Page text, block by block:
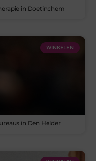
in Doetinchem
WINKELEN
in Den Helder